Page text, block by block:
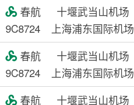
春航
9C8724
十堰武当山机场
上海浦东国际机场
春航
9C8724
十堰武当山机场
上海浦东国际机场
春航 十堰武当山机场